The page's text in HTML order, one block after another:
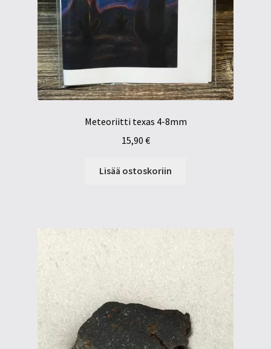
Meteoriitti texas 4-8mm
15,90 €
Lisää ostoskoriin